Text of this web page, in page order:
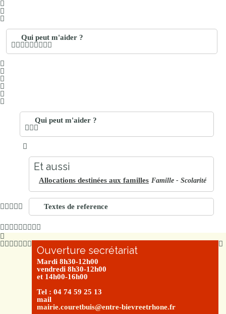
Qui peut m'aider ?
Qui peut m'aider ?
Et aussi
Allocations destinées aux familles Famille - Scolarité
Textes de reference
Ouverture secrétariat
Mardi 8h30-12h00
vendredi 8h30-12h00
et 14h00-16h00
Tel : 04 74 59 25 13
mail
mairie.couretbuis@entre-bievreetrhone.fr